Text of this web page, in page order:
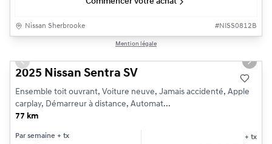
Nissan Sherbrooke #NISS0812B
Mention légale
Previous slide Next
2025 Nissan Sentra SV
Ensemble toit ouvrant, Voiture neuve, Jamais accidenté, Apple
carplay, Démarreur à distance, Automat...
77 km
Par semaine + tx + tx